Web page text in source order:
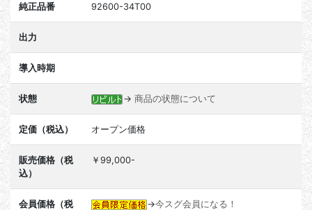
純正品番 92600-34T00
出力
導入時期
状態 → 商品の状態について
定価（税込） オープン価格
販売価格（税
込）
￥99,000-
会員価格（税
→今スグ会員になる！